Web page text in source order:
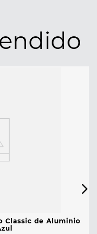
Classic de Aluminio